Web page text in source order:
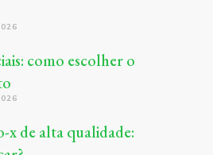
como escolher o
x de alta qualidade: